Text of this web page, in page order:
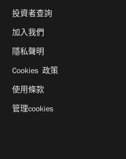
投資者查詢
加入我們
隱私聲明
Cookies 政策
使用條款
管理cookies